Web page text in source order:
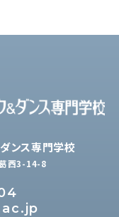
ンス専門学校
西3-14-8